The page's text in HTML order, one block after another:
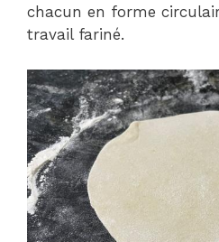
chacun en forme
travail fariné.